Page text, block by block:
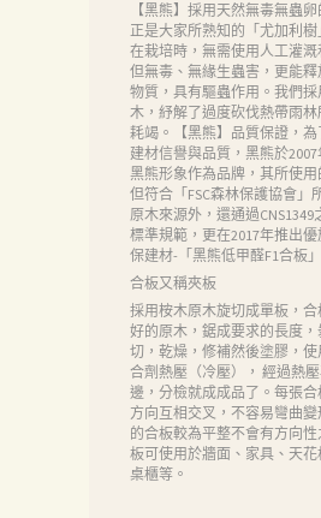
【黑熊】採用天然無毒無蟲卵
正是大家所熟知的「尤加利
在栽培時，無需使用人工灌
但無毒、無緣生蟲害，更能
物質，具有驅蟲作用。我們
木，紓解了過度砍伐熱帶雨
耗竭。【黑熊】品質保證，
建材信譽與品質，黑熊於
黑熊形象作為品牌，其所使
但符合「FSC森林保護協會」
原木來源外，還通過CNS1349
標準規範，更在2017年推出優
保建材-「黑熊低甲醛F1合板」
合板又稱夾板
採用桉木原木旋切成單板，
好的原木，鋸成要求的長度
切，乾燥，修補然後塗膠，
合劑熱壓（冷壓）， 經過熱
邊，分檢就成成品了。每張
方向互相交叉，不容易彎曲
的合板較為平整不會有方向
板可使用於牆面、家具、天花
桌櫃等。